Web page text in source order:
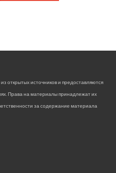
открытых источников и предоставляются
Права на материалы принадлежат их
за содержание материала